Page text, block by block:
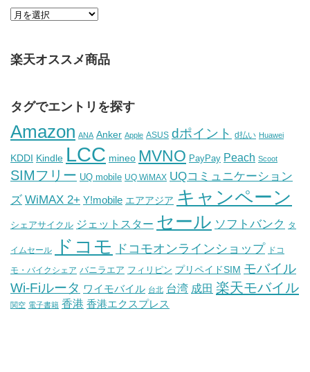
楽天オススメ商品
タグでエントリを探す
Amazon ANA Anker Apple ASUS dポイント d払い Huawei
KDDI Kindle LCC mineo MVNO PayPay Peach Scoot
SIMフリー UQ mobile UQ WiMAX UQコミュニケーション
ズ WiMAX 2+ Y!mobile エアアジア キャンペーン
シェアサイクル ジェットスター セール ソフトバンク タ
イムセール ドコモ ドコモオンラインショップ ドコ
モ・バイクシェア バニラエア フィリピン プリペイドSIM モバイル
Wi-Fiルータ ワイモバイル 台北 台湾 成田 楽天モバイル
関空 電子書籍 香港 香港エクスプレス